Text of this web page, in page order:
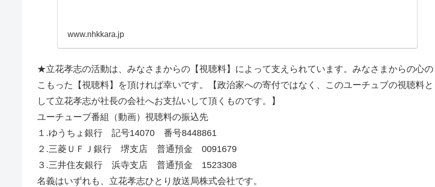
www.nhkkara.jp
★立花孝志の活動は、みなさまからの【視聴料】によって支えられています。みなさまからの心の
こもった【視聴料】を頂ければ幸いです。【政治家への寄付ではなく、このユーチュブの視聴料と
して立花孝志が社長の会社へお支払いして頂くものです。】
ユーチューブ番組（動画）視聴料の振込先
１.ゆうちょ銀行 記号14070 番号8448861
２.三菱ＵＦＪ銀行 堺支店 普通預金 0091679
３.三井住友銀行 浜寺支店 普通預金 1523308
名義はいずれも、立花孝志ひとり放送局株式会社です。